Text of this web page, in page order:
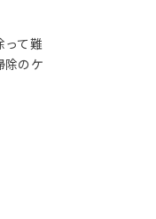
って難
除のケ